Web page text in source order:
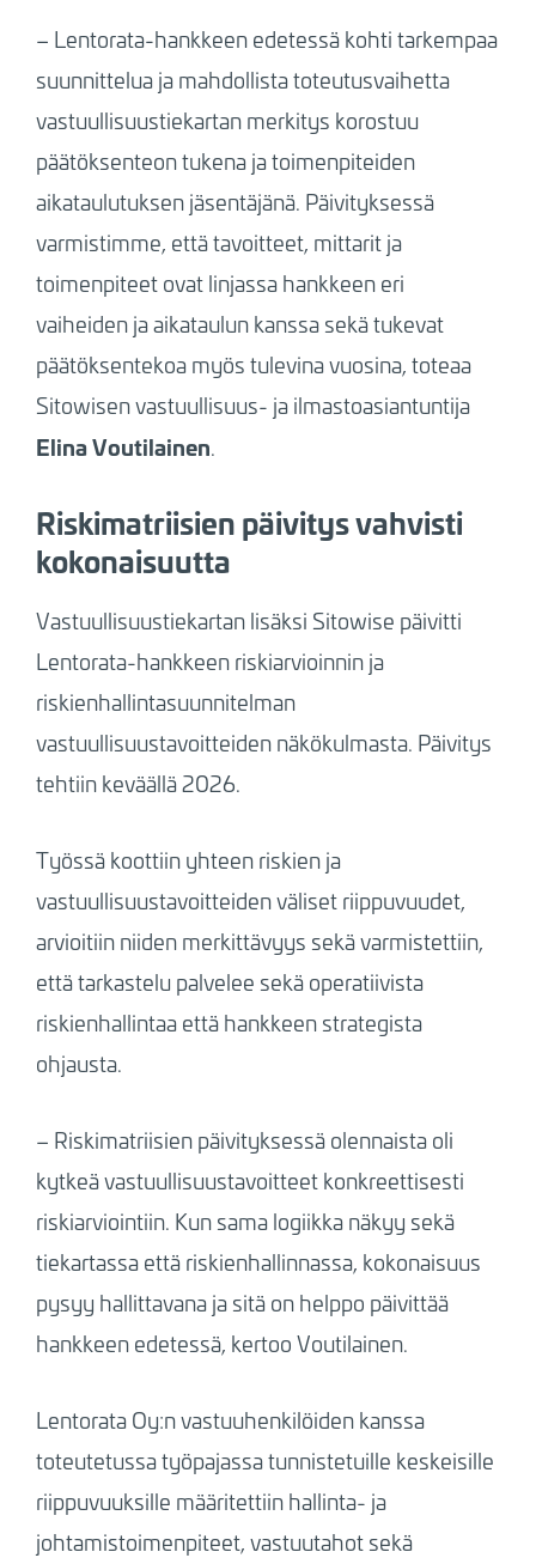
– Lentorata-hankkeen edetessä kohti tarkempaa
suunnittelua ja mahdollista toteutusvaihetta
vastuullisuustiekartan merkitys korostuu
päätöksenteon tukena ja toimenpiteiden
aikataulutuksen jäsentäjänä. Päivityksessä
varmistimme, että tavoitteet, mittarit ja
toimenpiteet ovat linjassa hankkeen eri
vaiheiden ja aikataulun kanssa sekä tukevat
päätöksentekoa myös tulevina vuosina, toteaa
Sitowisen vastuullisuus- ja ilmastoasiantuntija
Elina Voutilainen.
Riskimatriisien päivitys vahvisti
kokonaisuutta
Vastuullisuustiekartan lisäksi Sitowise päivitti
Lentorata-hankkeen riskiarvioinnin ja
riskienhallintasuunnitelman
vastuullisuustavoitteiden näkökulmasta. Päivitys
tehtiin keväällä 2026.
Työssä koottiin yhteen riskien ja
vastuullisuustavoitteiden väliset riippuvuudet,
arvioitiin niiden merkittävyys sekä varmistettiin,
että tarkastelu palvelee sekä operatiivista
riskienhallintaa että hankkeen strategista
ohjausta.
– Riskimatriisien päivityksessä olennaista oli
kytkeä vastuullisuustavoitteet konkreettisesti
riskiarviointiin. Kun sama logiikka näkyy sekä
tiekartassa että riskienhallinnassa, kokonaisuus
pysyy hallittavana ja sitä on helppo päivittää
hankkeen edetessä, kertoo Voutilainen.
Lentorata Oy:n vastuuhenkilöiden kanssa
toteutetussa työpajassa tunnistetuille keskeisille
riippuvuuksille määritettiin hallinta- ja
johtamistoimenpiteet, vastuutahot sekä